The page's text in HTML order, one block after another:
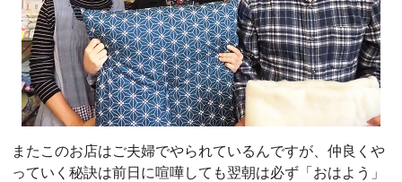
またこのお店はご夫婦でやられているんですが、仲良くや
っていく秘訣は前日に喧嘩しても翌朝は必ず「おはよう」